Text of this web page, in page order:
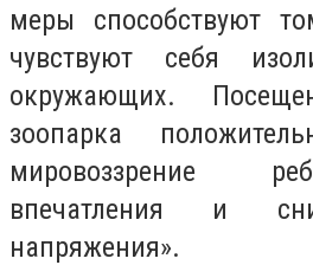
меры способствуют
чувствуют себя
окружающих.
зоопарка
мировоззрение
впечатления и
напряжения».